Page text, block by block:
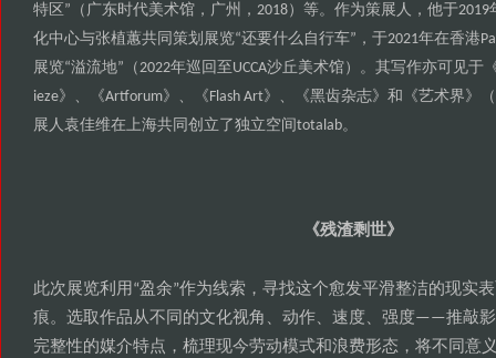
特区”（ 广东时代美术馆， 广州 ，2018） 等。 作为策展人 ， 他于2019
化中心与张植蕙共同策划展览“还要什么自行车”， 于2021年在香港
展览“溢流地”（2022年巡回至UCCA沙丘美术馆）。 其写作亦可见于
ieze》、《Artforum》、《Flash Art》、《黑齿杂志》 和 《艺术界》
展人袁佳维在上海共同创立了独立空间totalab。
《残渣剩世》
此次展览利用 “盈余”作为线索 ， 寻找这个愈发平滑整洁的现实
痕。 选取作品从不同的文化视角 、 动作、 速度、 强度——推敲
完整性的媒介特点 ， 梳理现今劳动模式和浪费形态， 将不同意